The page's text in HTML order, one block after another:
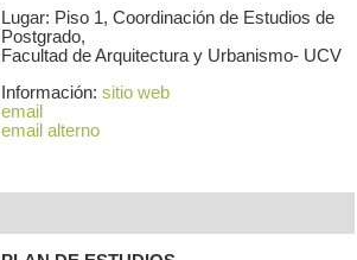
Lugar: Piso 1, Coordinación de Estudios de
Postgrado,
Facultad de Arquitectura y Urbanismo- UCV
Información:sitio web
email
email alterno